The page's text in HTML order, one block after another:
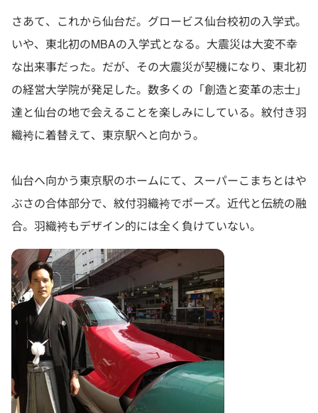
さあて、これから仙台だ。グロービス仙台校初の入学式。
いや、東北初のMBAの入学式となる。大震災は大変不幸
な出来事だった。だが、その大震災が契機になり、東北初
の経営大学院が発足した。数多くの「創造と変革の志士」
達と仙台の地で会えることを楽しみにしている。紋付き羽
織袴に着替えて、東京駅へと向かう。
仙台へ向かう東京駅のホームにて、スーパーこまちとはや
ぶさの合体部分で、紋付羽織袴でポーズ。近代と伝統の融
合。羽織袴もデザイン的には全く負けていない。